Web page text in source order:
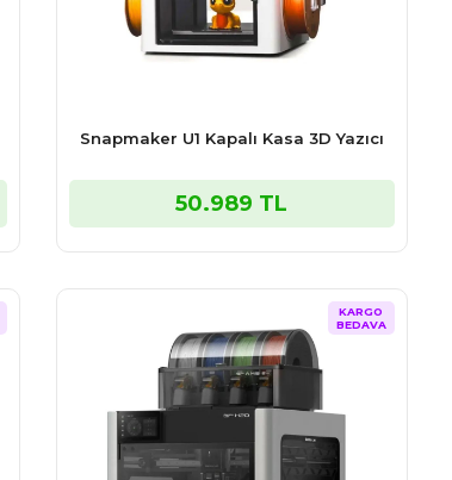
Snapmaker U1 Kapalı Kasa 3D Yazıcı
50.989 TL
KARGO
BEDAVA